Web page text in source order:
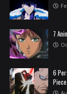
7
6
Piece